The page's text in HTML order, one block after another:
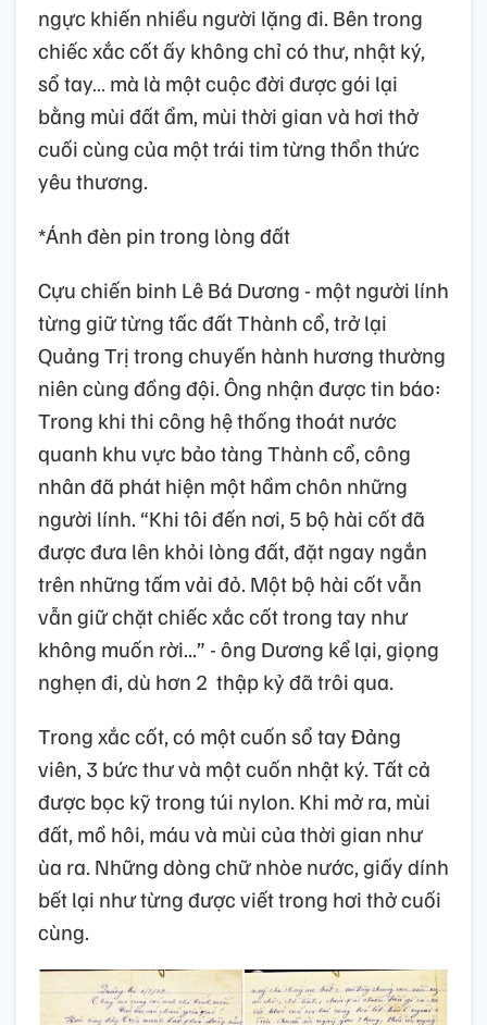
ngực khiến nhiều người lặng đi. Bên trong
chiếc xắc cốt ấy không chỉ có thư, nhật ký,
sổ tay… mà là một cuộc đời được gói lại
bằng mùi đất ẩm, mùi thời gian và hơi thở
cuối cùng của một trái tim từng thổn thức
yêu thương.
*Ánh đèn pin trong lòng đất
Cựu chiến binh Lê Bá Dương - một người lính
từng giữ từng tấc đất Thành cổ, trở lại
Quảng Trị trong chuyến hành hương thường
niên cùng đồng đội. Ông nhận được tin báo:
Trong khi thi công hệ thống thoát nước
quanh khu vực bảo tàng Thành cổ, công
nhân đã phát hiện một hầm chôn những
người lính. “Khi tôi đến nơi, 5 bộ hài cốt đã
được đưa lên khỏi lòng đất, đặt ngay ngắn
trên những tấm vải đỏ. Một bộ hài cốt vẫn
vẫn giữ chặt chiếc xắc cốt trong tay như
không muốn rời...” - ông Dương kể lại, giọng
nghẹn đi, dù hơn 2 thập kỷ đã trôi qua.
Trong xắc cốt, có một cuốn sổ tay Đảng
viên, 3 bức thư và một cuốn nhật ký. Tất cả
được bọc kỹ trong túi nylon. Khi mở ra, mùi
đất, mồ hôi, máu và mùi của thời gian như
ùa ra. Những dòng chữ nhòe nước, giấy dính
bết lại như từng được viết trong hơi thở cuối
cùng.